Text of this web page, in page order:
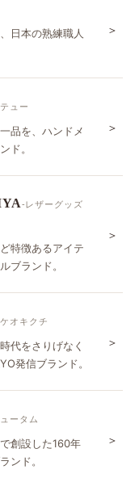
日本の熟練職人
＞
ュー
品を、ハンドメ
ド。
＞
-レザーグッズ
特徴あるアイテ
ブランド。
＞
オキクチ
代をさりげなく
発信ブランド。
＞
ータム
創設した160年
ンド。
＞